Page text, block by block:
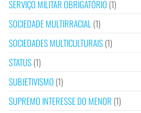
SERVIÇO MILITAR OBRIGATÓRIO (1)
SOCIEDADE MULTIRRACIAL (1)
SOCIEDADES MULTICULTURAIS(1)
STATUS(1)
SUBJETIVISMO (1)
SUPREMO INTERESSE DO MENOR (1)